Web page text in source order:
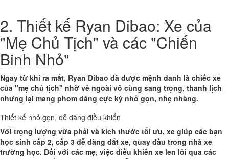
2. Thiết kế Ryan Dibao: Xe của
"Mẹ Chủ Tịch" và các "Chiến
Binh Nhỏ"
Ngay từ khi ra mắt, Ryan Dibao đã được mệnh danh là chiếc xe
của "mẹ chủ tịch" nhờ vẻ ngoài vô cùng sang trọng, thanh lịch
nhưng lại mang phom dáng cực kỳ nhỏ gọn, nhẹ nhàng.
Thiết kế nhỏ gọn, dễ dàng điều khiển
Với trọng lượng vừa phải và kích thước tối ưu, xe giúp các bạn
học sinh cấp 2, cấp 3 dễ dàng dắt xe, quay đầu trong nhà xe
trường học. Đối với các mẹ, việc điều khiển xe len lỏi qua các